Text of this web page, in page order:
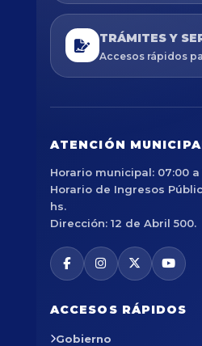
TRÁMITES Y
Accesos rápidos
ATENCIÓN
Horario municipal: 07:00 a
Horario de Ingresos
hs.
Dirección: 12 de Abril 500.
ACCESOS RÁPIDOS
Gobierno